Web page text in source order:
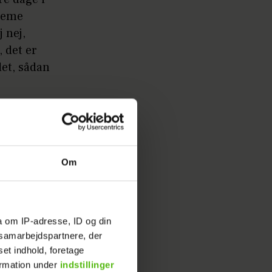
Om
om IP-adresse, ID og din
der
indhold, foretage
under indstillinger
nej,
det er
sådan
Indtil